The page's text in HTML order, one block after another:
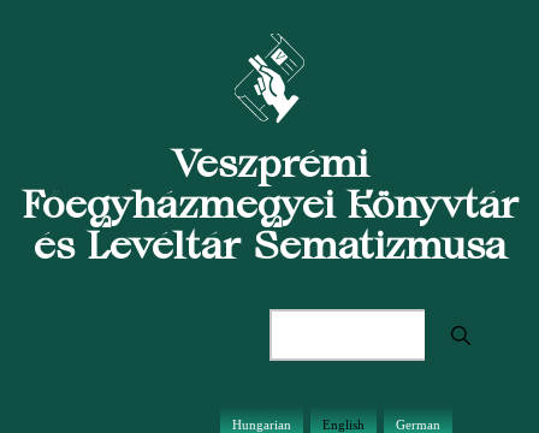
Veszprémi
Főegyházmegyei Könyvtár
és Levéltár Sematizmusa
Hungarian English German